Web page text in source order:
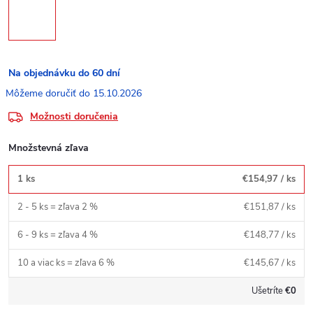
Na objednávku do 60 dní
15.10.2026
Možnosti doručenia
Množstevná zľava
1 ks €154,97 / ks
2 - 5 ks = zľava 2 % €151,87 / ks
6 - 9 ks = zľava 4 % €148,77 / ks
10 a viac ks = zľava 6 % €145,67 / ks
Ušetríte€0